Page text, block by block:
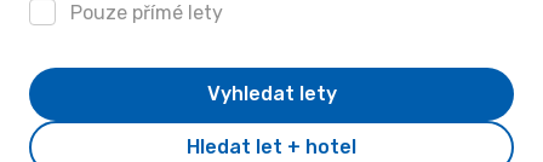
Pouze přímé lety
Hledat let + hotel
Vyhledat lety